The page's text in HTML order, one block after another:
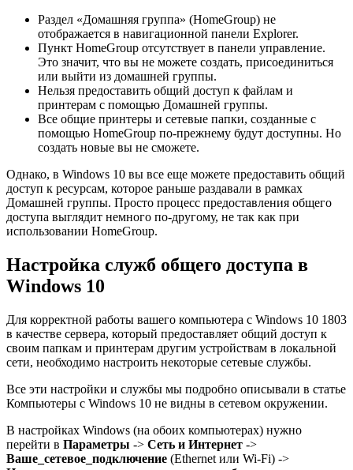
Раздел «Домашняя группа» (HomeGroup) не
отображается в навигационной панели Explorer.
Пункт HomeGroup отсутствует в панели управление.
Это значит, что вы не можете создать, присоединиться
или выйти из домашней группы.
Нельзя предоставить общий доступ к файлам и
принтерам с помощью Домашней группы.
Все общие принтеры и сетевые папки, созданные с
помощью HomeGroup по-прежнему будут доступны. Но
создать новые вы не сможете.
Однако, в Windows 10 вы все еще можете предоставить общий
доступ к ресурсам, которое раньше раздавали в рамках
Домашней группы. Просто процесс предоставления общего
доступа выглядит немного по-другому, не так как при
использовании HomeGroup.
Настройка служб общего доступа в
Windows 10
Для корректной работы вашего компьютера с Windows 10 1803
в качестве сервера, который предоставляет общий доступ к
своим папкам и принтерам другим устройствам в локальной
сети, необходимо настроить некоторые сетевые службы.
Все эти настройки и службы мы подробно описывали в статье
Компьютеры с Windows 10 не видны в сетевом окружении.
В настройках Windows (на обоих компьютерах) нужно
перейти в Параметры -> Сеть и Интернет ->
Ваше_сетевое_подключение (Ethernet или Wi-Fi) ->